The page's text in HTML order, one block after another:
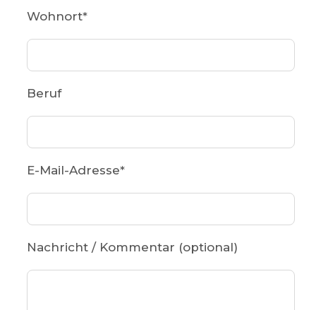
Wohnort*
Beruf
E-Mail-Adresse*
Nachricht / Kommentar (optional)